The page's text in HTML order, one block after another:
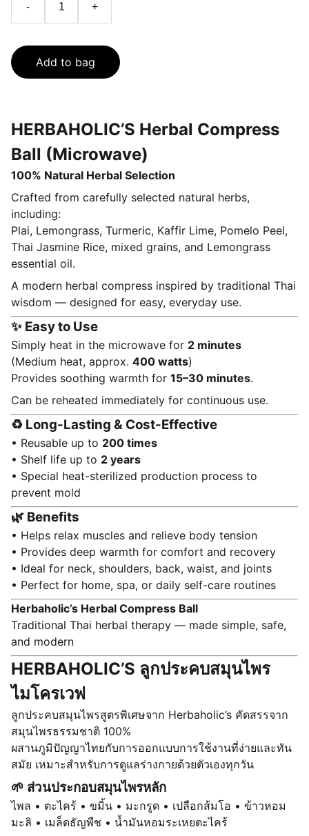
- +
Add to bag
HERBAHOLIC’S Herbal Compress
Ball (Microwave)
100% Natural Herbal Selection
Crafted from carefully selected natural herbs,
including:
Plai, Lemongrass, Turmeric, Kaffir Lime, Pomelo Peel,
Thai Jasmine Rice, mixed grains, and Lemongrass
essential oil.
A modern herbal compress inspired by traditional Thai
wisdom — designed for easy, everyday use.
✨ Easy to Use
Simply heat in the microwave for 2 minutes
(Medium heat, approx. 400 watts)
Provides soothing warmth for 15–30 minutes.
Can be reheated immediately for continuous use.
♻️ Long-Lasting & Cost-Effective
• Reusable up to 200 times
• Shelf life up to 2 years
• Special heat-sterilized production process to
prevent mold
🌿 Benefits
• Helps relax muscles and relieve body tension
• Provides deep warmth for comfort and recovery
• Ideal for neck, shoulders, back, waist, and joints
• Perfect for home, spa, or daily self-care routines
Herbaholic’s Herbal Compress Ball
Traditional Thai herbal therapy — made simple, safe,
and modern
HERBAHOLIC’S ลูกประคบสมุนไพร
ไมโครเวฟ
ลูกประคบสมุนไพรสูตรพิเศษจาก Herbaholic’s คัดสรรจาก
สมุนไพรธรรมชาติ 100%
ผสานภูมิปัญญาไทยกับการออกแบบการใช้งานที่ง่ายและทัน
สมัย เหมาะสำหรับการดูแลร่างกายด้วยตัวเองทุกวัน
🌱 ส่วนประกอบสมุนไพรหลัก
ไพล • ตะไคร้ • ขมิ้น • มะกรูด • เปลือกส้มโอ • ข้าวหอม
มะลิ • เมล็ดธัญพืช • น้ำมันหอมระเหยตะไคร้